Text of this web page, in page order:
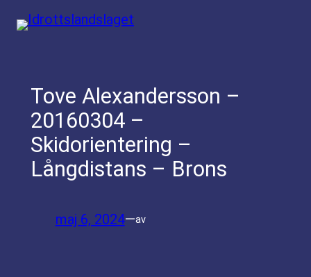
Hoppa
Tove Alexandersson –
20160304 –
Skidorientering –
Långdistans – Brons
maj 6, 2024—av